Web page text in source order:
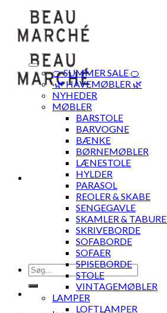
content
Søg
efter:
🍊 SUMMER SALE 🍊
·🌿 HAVEMØBLER 🌿
NYHEDER
MØBLER
BARSTOLE
BARVOGNE
BÆNKE
BØRNEMØBLER
LÆNESTOLE
HYLDER
PARASOL
REOLER & SKABE
SENGEGAVLE
SKAMLER &
SKRIVEBORDE
SOFABORDE
SOFAER
SPISEBORDE
STOLE
VINTAGEMØBLER
LAMPER
LOFTLAMPER